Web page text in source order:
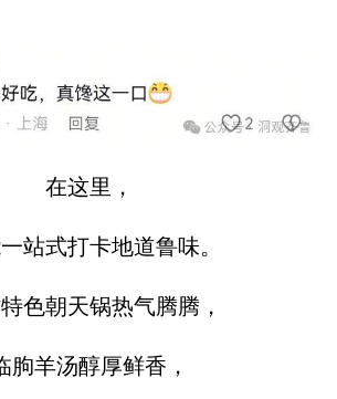
在这里，
站式打卡地道鲁味。
色朝天锅热气腾腾，
朐羊汤醇厚鲜香，